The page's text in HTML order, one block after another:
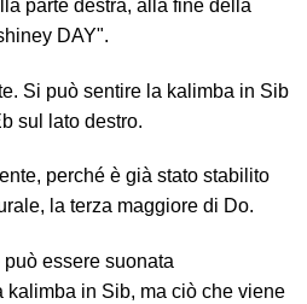
parte destra, alla fine della
DAY".
Si può sentire la kalimba in Sib
sul lato destro.
perché è già stato stabilito
la terza maggiore di Do.
essere suonata
kalimba in Sib, ma ciò che viene